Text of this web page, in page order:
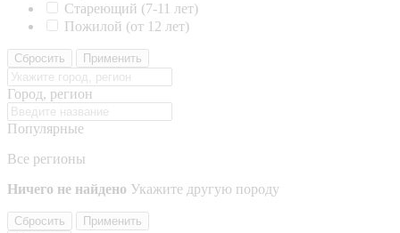
Стареющий (7-11 лет)
Пожилой (от 12 лет)
Сбросить Применить
Город, регион
Популярные
Все регионы
Ничего не найдено Укажите другую породу
Сбросить
Применить